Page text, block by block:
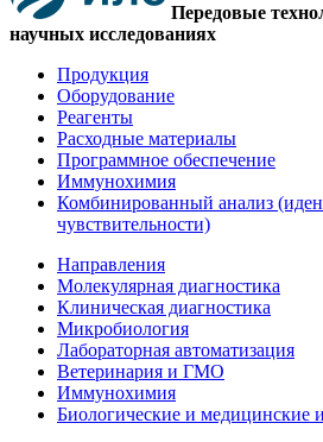
Передовые
научных исследованиях
Продукция
Оборудование
Реагенты
Расходные материалы
Программное обеспечение
Иммунохимия
Комбинированный анализ
чувствительности)
Направления
Молекулярная диагностика
Клиническая диагностика
Микробиология
Лабораторная автоматизация
Ветеринария и ГМО
Иммунохимия
Биологические и медицинские